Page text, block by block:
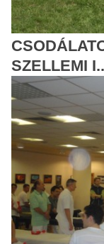
SZELLEMI